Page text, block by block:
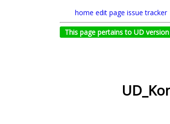
home edit page issue tracker
This page pertains to UD